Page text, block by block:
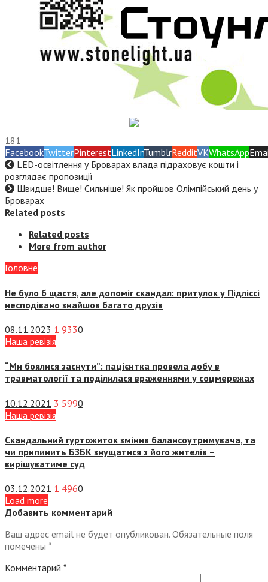
181
FacebookTwitterPinterestLinkedInTumblrRedditVKWhatsApp
LED-освітлення у Броварах влада підраховує кошти і
розглядає пропозиції
Швидше! Вище! Сильніше! Як пройшов Олімпійський день у
Броварах
Related posts
Related posts
More from author
Головне
Не було б щастя, але допоміг скандал: притулок у Підліссі
несподівано знайшов багато друзів
08.11.2023 1 9330
Наша ревізія
“Ми боялися заснути”: пацієнтка провела добу в
травматології та поділилася враженнями у соцмережах
10.12.2021 3 5990
Наша ревізія
Скандальний гуртожиток змінив балансоутримувача, та
чи припинить БЗБК знущатися з його жителів –
вирішуватиме суд
03.12.2021 1 4960
Load more
Добавить комментарий
Ваш адрес email не будет опубликован. Обязательные поля
помечены *
Комментарий *